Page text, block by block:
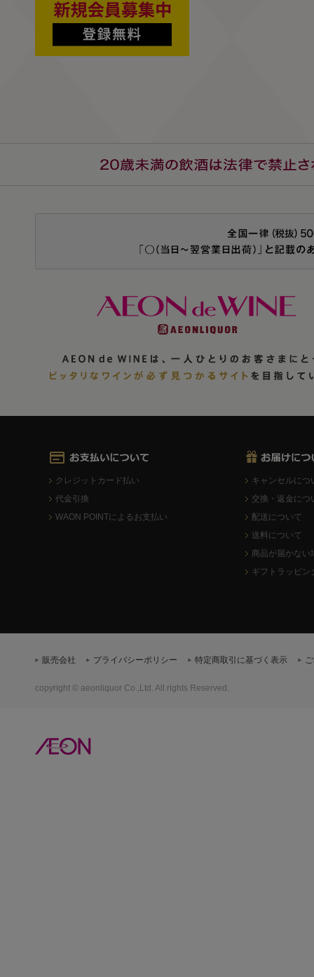
クレジットカード払い
代金引換
WAON POINTによるお支払い
キャンセルにつ
交換・返金につ
配送について
送料について
商品が届かない
ギフトラッピン
販売会社 プライバシーポリシー 特定商取引に基づく表示
copyright © aeonliquor Co.,Ltd. All rights Reserved.